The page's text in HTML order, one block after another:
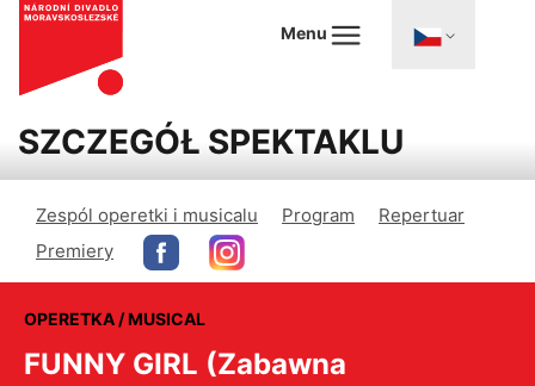
Menu
SZCZEGÓŁ SPEKTAKLU
Zespól operetki i musicalu Program
Repertuar
Premiery
OPERETKA / MUSICAL
FUNNY GIRL (Zabawna